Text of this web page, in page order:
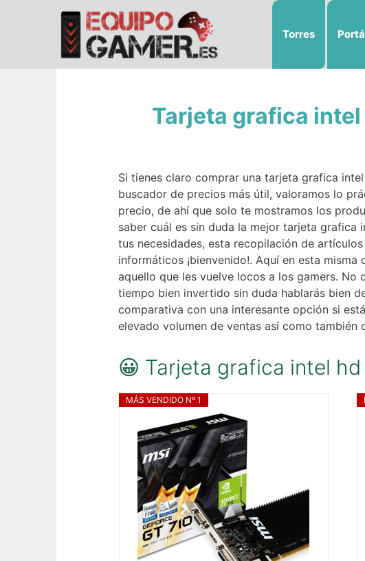
Torres
Tarjeta grafica
Si tienes claro comprar una tarjeta grafica
buscador de precios más útil, valoramos lo
precio, de ahí que solo te mostramos los
saber cuál es sin duda la mejor tarjeta
tus necesidades, esta recopilación de
informáticos ¡bienvenido!. Aquí en esta
aquello que les vuelve locos a los gamers.
tiempo bien invertido sin duda hablarás bien
comparativa con una interesante opción si
elevado volumen de ventas así como también
😀 Tarjeta grafica intel
MÁS VENDIDO Nº 1